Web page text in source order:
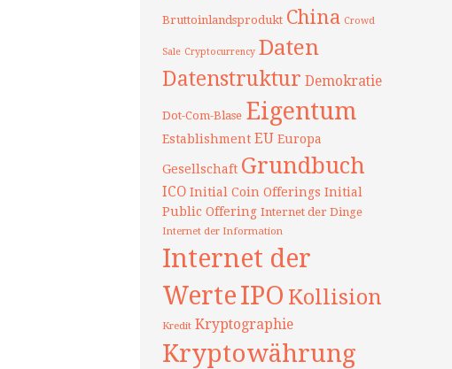
Bruttoinlandsprodukt China Crowd
Sale Cryptocurrency Daten
Datenstruktur Demokratie
Dot-Com-Blase Eigentum
Establishment EU Europa
Gesellschaft Grundbuch
ICO Initial Coin Offerings Initial
Public Offering Internet der Dinge
Internet der Information
Internet der
WerteIPO Kollision
Kredit Kryptographie
Kryptowährung